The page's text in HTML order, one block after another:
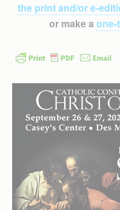
the print and/or e-
or make a one-